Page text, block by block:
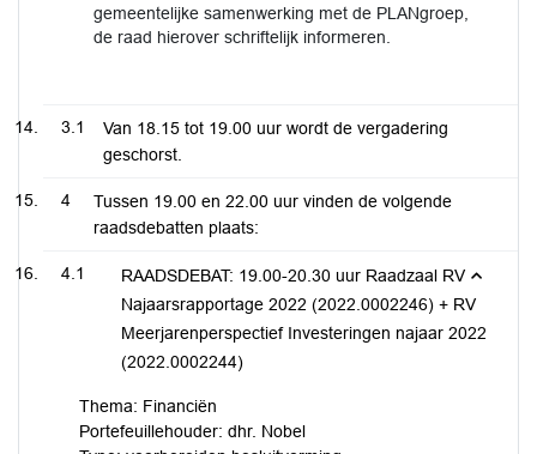
gemeentelijke samenwerking met de PLANgroep,
de raad hierover schriftelijk informeren.
3.1
Van 18.15 tot 19.00 uur wordt de vergadering
geschorst.
4
Tussen 19.00 en 22.00 uur vinden de volgende
raadsdebatten plaats:
4.1
RAADSDEBAT: 19.00-20.30 uur Raadzaal RV
Najaarsrapportage 2022 (2022.0002246) + RV
Meerjarenperspectief Investeringen najaar 2022
(2022.0002244)
Thema: Financiën
Portefeuillehouder: dhr. Nobel